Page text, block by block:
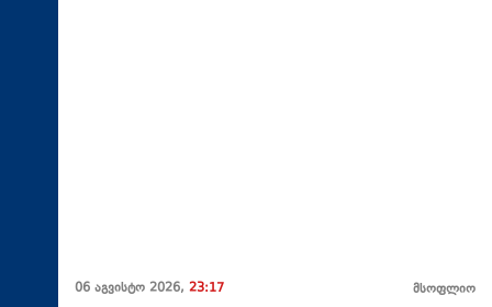
06 აგვისტო 2026, 23:17 მსოფლიო